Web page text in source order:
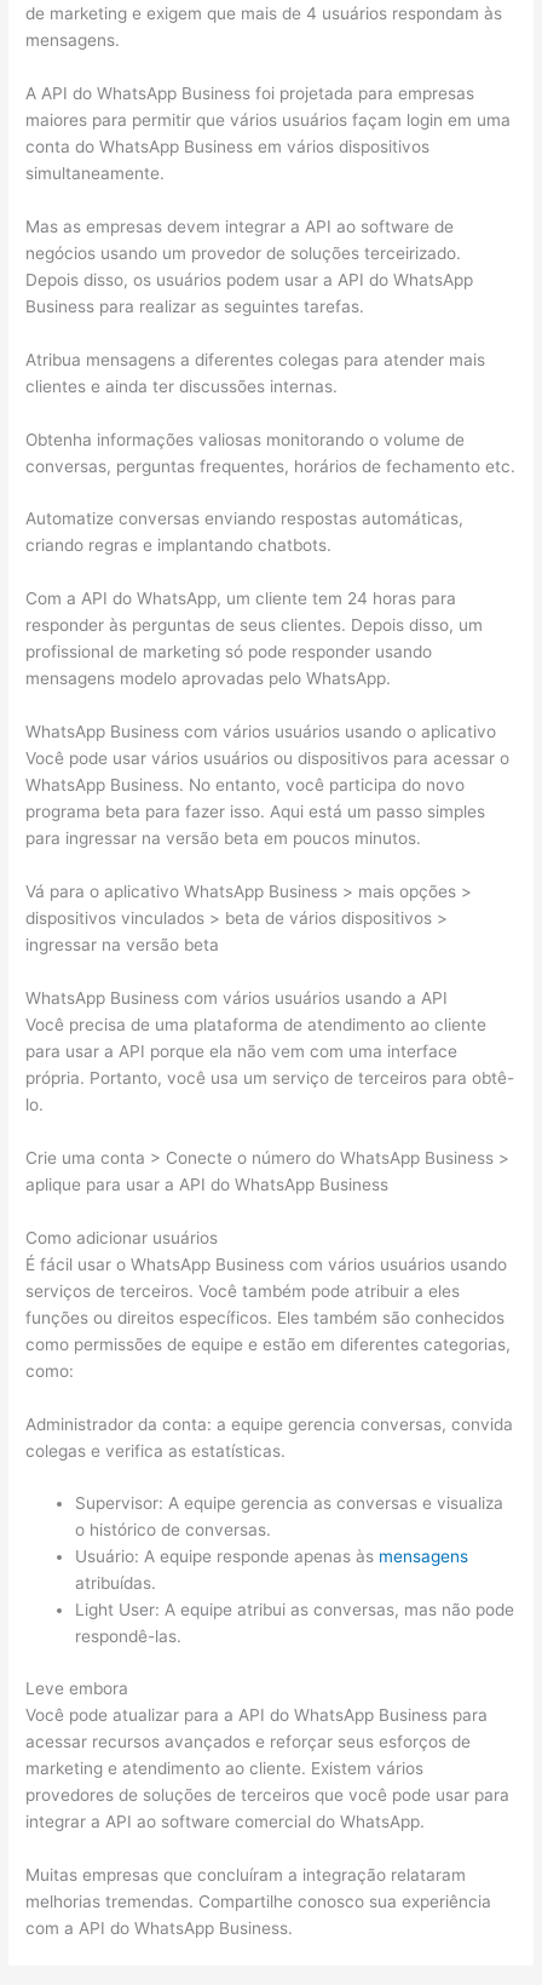
de marketing e exigem que mais de 4 usuários respondam às
mensagens.
A API do WhatsApp Business foi projetada para empresas
maiores para permitir que vários usuários façam login em uma
conta do WhatsApp Business em vários dispositivos
simultaneamente.
Mas as empresas devem integrar a API ao software de
negócios usando um provedor de soluções terceirizado.
Depois disso, os usuários podem usar a API do WhatsApp
Business para realizar as seguintes tarefas.
Atribua mensagens a diferentes colegas para atender mais
clientes e ainda ter discussões internas.
Obtenha informações valiosas monitorando o volume de
conversas, perguntas frequentes, horários de fechamento etc.
Automatize conversas enviando respostas automáticas,
criando regras e implantando chatbots.
Com a API do WhatsApp, um cliente tem 24 horas para
responder às perguntas de seus clientes. Depois disso, um
profissional de marketing só pode responder usando
mensagens modelo aprovadas pelo WhatsApp.
WhatsApp Business com vários usuários usando o aplicativo
Você pode usar vários usuários ou dispositivos para acessar o
WhatsApp Business. No entanto, você participa do novo
programa beta para fazer isso. Aqui está um passo simples
para ingressar na versão beta em poucos minutos.
Vá para o aplicativo WhatsApp Business > mais opções >
dispositivos vinculados > beta de vários dispositivos >
ingressar na versão beta
WhatsApp Business com vários usuários usando a API
Você precisa de uma plataforma de atendimento ao cliente
para usar a API porque ela não vem com uma interface
própria. Portanto, você usa um serviço de terceiros para obtê-
lo.
Crie uma conta > Conecte o número do WhatsApp Business >
aplique para usar a API do WhatsApp Business
Como adicionar usuários
É fácil usar o WhatsApp Business com vários usuários usando
serviços de terceiros. Você também pode atribuir a eles
funções ou direitos específicos. Eles também são conhecidos
como permissões de equipe e estão em diferentes categorias,
como:
Administrador da conta: a equipe gerencia conversas, convida
colegas e verifica as estatísticas.
Supervisor: A equipe gerencia as conversas e visualiza
o histórico de conversas.
Usuário: A equipe responde apenas às mensagens
atribuídas.
Light User: A equipe atribui as conversas, mas não pode
respondê-las.
Leve embora
Você pode atualizar para a API do WhatsApp Business para
acessar recursos avançados e reforçar seus esforços de
marketing e atendimento ao cliente. Existem vários
provedores de soluções de terceiros que você pode usar para
integrar a API ao software comercial do WhatsApp.
Muitas empresas que concluíram a integração relataram
melhorias tremendas. Compartilhe conosco sua experiência
com a API do WhatsApp Business.